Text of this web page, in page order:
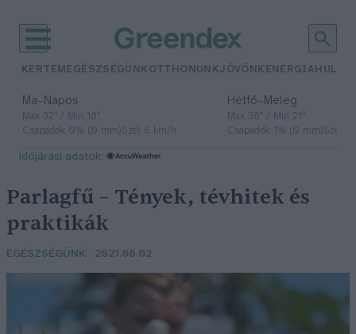
KERTEM EGÉSZSÉGÜNK OTTHONUNKJÖVŐNK ENERGIA
Ma– Napos
Max 32° / Min 18°
Csapadék: 0% (0 mm)Szél: 6 km/h
Hétfő– Meleg
Max 36° / Min 21°
Csapadék: 1% (0 mm)Szél: 7
időjárási adatok:
Parlagfű – Tények, tévhitek és
praktikák
EGÉSZSÉGÜNK 2021.08.02